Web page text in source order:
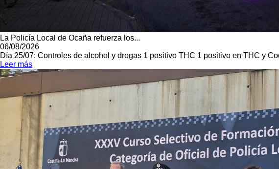
La Policía Local de Ocaña refuerza los...
06/08/2026
Día 25/07: Controles de alcohol y drogas 1 positivo THC 1 positivo en THC y
Leer más